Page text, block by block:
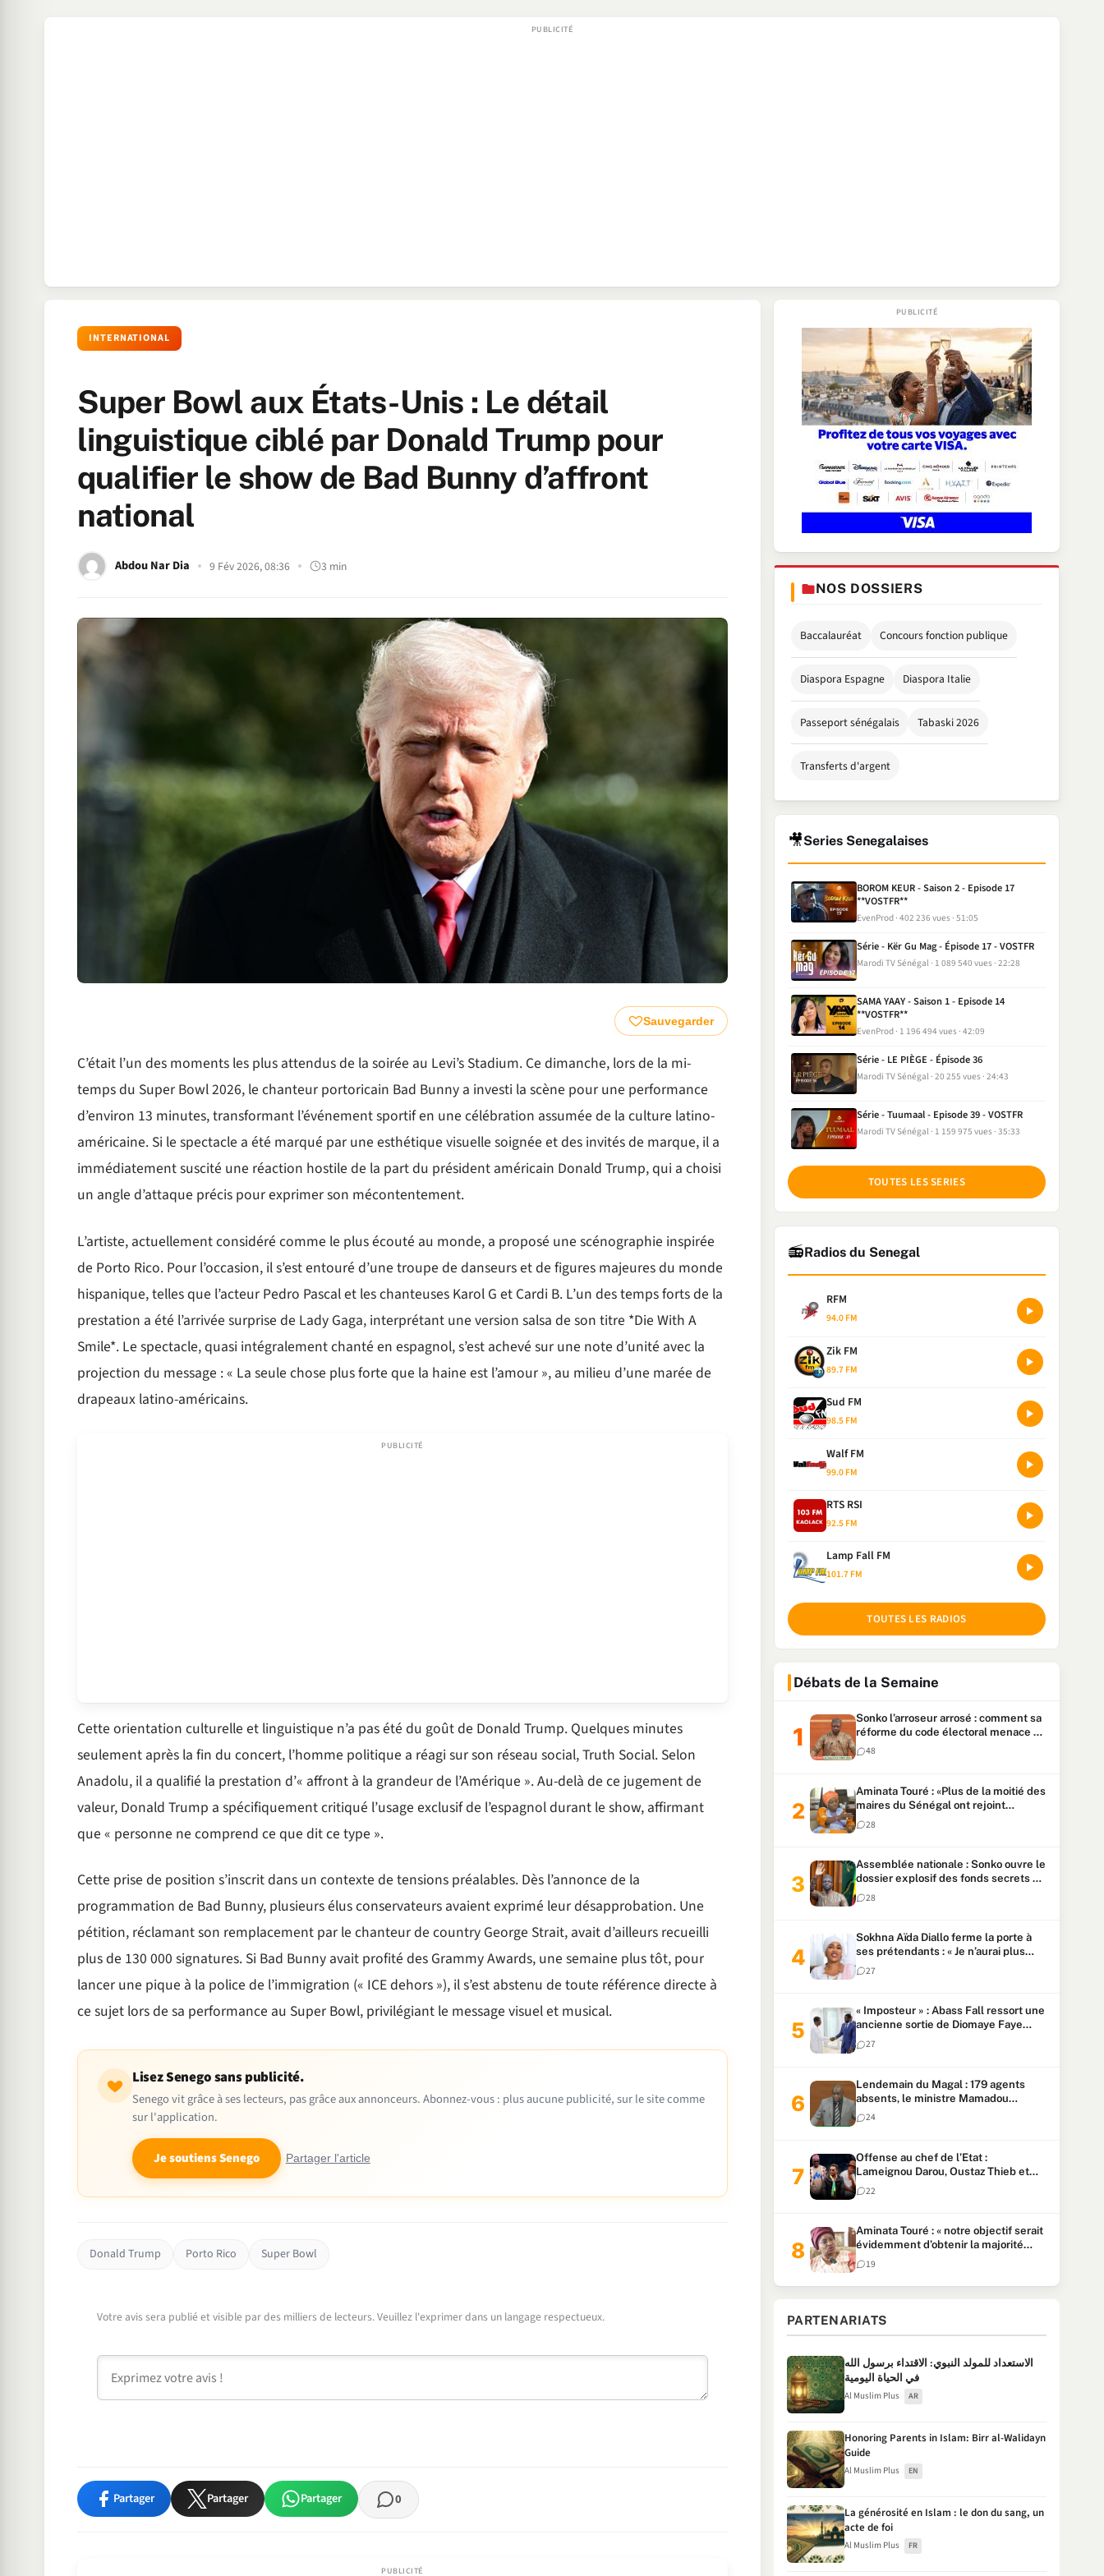
INTERNATIONAL
Super Bowl aux États-Unis : Le détail
linguistique ciblé par Donald Trump pour
qualifier le show de Bad Bunny d’affront
national
Abdou Nar Dia 9 Fév 2026, 08:36 3 min
Sauvegarder
C’était l’un des moments les plus attendus de la soirée au Levi’s Stadium. Ce dimanche, lors de la mi-
temps du Super Bowl 2026, le chanteur portoricain Bad Bunny a investi la scène pour une performance
d’environ 13 minutes, transformant l’événement sportif en une célébration assumée de la culture latino-
américaine. Si le spectacle a été marqué par une esthétique visuelle soignée et des invités de marque, il a
immédiatement suscité une réaction hostile de la part du président américain Donald Trump, qui a choisi
un angle d’attaque précis pour exprimer son mécontentement.
L’artiste, actuellement considéré comme le plus écouté au monde, a proposé une scénographie inspirée
de Porto Rico. Pour l’occasion, il s’est entouré d’une troupe de danseurs et de figures majeures du monde
hispanique, telles que l’acteur Pedro Pascal et les chanteuses Karol G et Cardi B. L’un des temps forts de la
prestation a été l’arrivée surprise de Lady Gaga, interprétant une version salsa de son titre *Die With A
Smile*. Le spectacle, quasi intégralement chanté en espagnol, s’est achevé sur une note d’unité avec la
projection du message : « La seule chose plus forte que la haine est l’amour », au milieu d’une marée de
drapeaux latino-américains.
Cette orientation culturelle et linguistique n’a pas été du goût de Donald Trump. Quelques minutes
seulement après la fin du concert, l’homme politique a réagi sur son réseau social, Truth Social. Selon
Anadolu, il a qualifié la prestation d’« affront à la grandeur de l’Amérique ». Au-delà de ce jugement de
valeur, Donald Trump a spécifiquement critiqué l’usage exclusif de l’espagnol durant le show, affirmant
que « personne ne comprend ce que dit ce type ».
Cette prise de position s’inscrit dans un contexte de tensions préalables. Dès l’annonce de la
programmation de Bad Bunny, plusieurs élus conservateurs avaient exprimé leur désapprobation. Une
pétition, réclamant son remplacement par le chanteur de country George Strait, avait d’ailleurs recueilli
plus de 130 000 signatures. Si Bad Bunny avait profité des Grammy Awards, une semaine plus tôt, pour
lancer une pique à la police de l’immigration (« ICE dehors »), il s’est abstenu de toute référence directe à
ce sujet lors de sa performance au Super Bowl, privilégiant le message visuel et musical.
Lisez Senego sans publicité.
Senego vit grâce à ses lecteurs, pas grâce aux annonceurs. Abonnez-vous : plus aucune publicité, sur le site comme
sur l'application.
Je soutiens Senego Partager l'article
Donald Trump Porto Rico Super Bowl
Votre avis sera publié et visible par des milliers de lecteurs. Veuillez l'exprimer dans un langage respectueux.
Partager Partager Partager 0
NOS DOSSIERS
Baccalauréat Concours fonction publique
Diaspora Espagne Diaspora Italie
Passeport sénégalais Tabaski 2026
Transferts d'argent
🎥Series Senegalaises
BOROM KEUR - Saison 2 - Episode 17
**VOSTFR**
EvenProd 402 236 vues 51:05
Série - Kër Gu Mag - Épisode 17 - VOSTFR
Marodi TV Sénégal 1 089 540 vues 22:28
SAMA YAAY - Saison 1 - Episode 14
**VOSTFR**
EvenProd 1 196 494 vues 42:09
Série - LE PIÈGE - Épisode 36
Marodi TV Sénégal 20 255 vues 24:43
Série - Tuumaal - Episode 39 - VOSTFR
Marodi TV Sénégal 1 159 975 vues 35:33
TOUTES LES SERIES
📻Radios du Senegal
RFM
94.0 FM
Zik FM
89.7 FM
Sud FM
98.5 FM
Walf FM
99.0 FM
RTS RSI
92.5 FM
Lamp Fall FM
101.7 FM
TOUTES LES RADIOS
Débats de la Semaine
Sonko l’arroseur arrosé : comment sa
réforme du code électoral menace sa
candidature
48
Aminata Touré : «Plus de la moitié des
maires du Sénégal ont rejoint
Kiiraay»
28
Assemblée nationale : Sonko ouvre le
dossier explosif des fonds secrets et
du patrimoine présidentiel
28
Sokhna Aïda Diallo ferme la porte à
ses prétendants : « Je n’aurai plus
jamais un autre mari »
27
« Imposteur » : Abass Fall ressort une
ancienne sortie de Diomaye Faye
pour répondre à Mary Teuw Niane
27
Lendemain du Magal : 179 agents
absents, le ministre Mamadou
Lamine Dianté exige des explications
24
Offense au chef de l’Etat :
Lameignou Darou, Oustaz Thieb et
Ndiaye Touba lourdement
condamnés
22
Aminata Touré : « notre objectif serait
évidemment d’obtenir la majorité
parlementaire »
19
PARTENARIATS
الاستعداد للمولد النبوي: الاقتداء برسول الله
في الحياة اليومية
Al Muslim Plus AR
Honoring Parents in Islam: Birr al-Walidayn
Guide
Al Muslim Plus EN
La générosité en Islam : le don du sang, un
acte de foi
Al Muslim Plus FR